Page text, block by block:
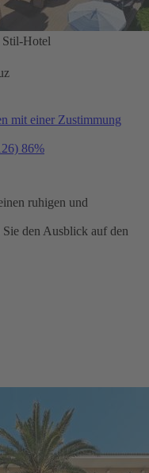
Hotel
mit einer Zustimmung
86%
ruhigen und
den Ausblick auf den